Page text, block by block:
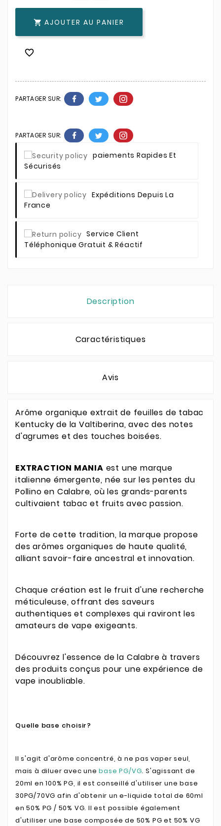
 AJOUTER AU PANIER

PARTAGER SUR:
PARTAGER SUR:
Paiements Rapides Et
Sécurisés
Expéditions Depuis La
France
Service Client
Téléphonique Gratuit & Réactif
Description
Caractéristiques
Avis
Arôme organique extrait de feuilles de tabac
Kentucky de la Valtiberina, avec des notes
d'agrumes et des touches boisées.
EXTRACTION MANIA est une marque
italienne émergente, née sur les pentes du
Pollino en Calabre, où les grands-parents
cultivaient tabac et fruits avec passion.
Forte de cette tradition, la marque propose
des arômes organiques de haute qualité,
alliant savoir-faire ancestral et innovation.
Chaque création est le fruit d'une recherche
méticuleuse, offrant des saveurs
authentiques et complexes qui raviront les
amateurs de vape exigeants.
Découvrez l'essence de la Calabre à travers
des produits conçus pour une expérience de
vape inoubliable.
Quelle base choisir?
Il s'agit d'arôme concentré, à ne pas vaper seul,
mais à diluer avec unebase PG/VG. S'agissant de
20ml en 100% PG, il est conseillé d'utiliser une base
30PG/70VG afin d'obtenir un e-liquide total de 60ml
en 50% PG / 50% VG. Il est possible également
d'utiliser une base composée de 50% PG et 50% VG